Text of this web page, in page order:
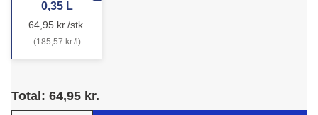
0,35 L
64,95 kr./stk.
(185,57 kr./l)
Total: 64,95 kr.